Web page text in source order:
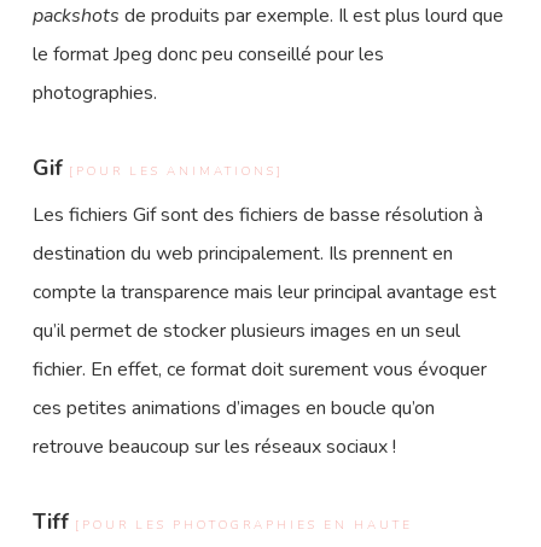
packshots de produits par exemple. Il est plus lourd que
le format Jpeg donc peu conseillé pour les
photographies.
Gif [POUR LES ANIMATIONS]
Les fichiers Gif sont des fichiers de basse résolution à
destination du web principalement. Ils prennent en
compte la transparence mais leur principal avantage est
qu’il permet de stocker plusieurs images en un seul
fichier. En effet, ce format doit surement vous évoquer
ces petites animations d’images en boucle qu’on
retrouve beaucoup sur les réseaux sociaux !
Tiff [POUR LES PHOTOGRAPHIES EN HAUTE